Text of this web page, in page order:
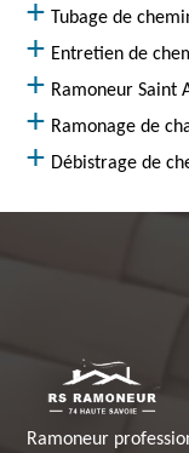
Tubage de
Entretien de
Ramoneur Saint
Ramonage de
Débistrage de
Ramoneur